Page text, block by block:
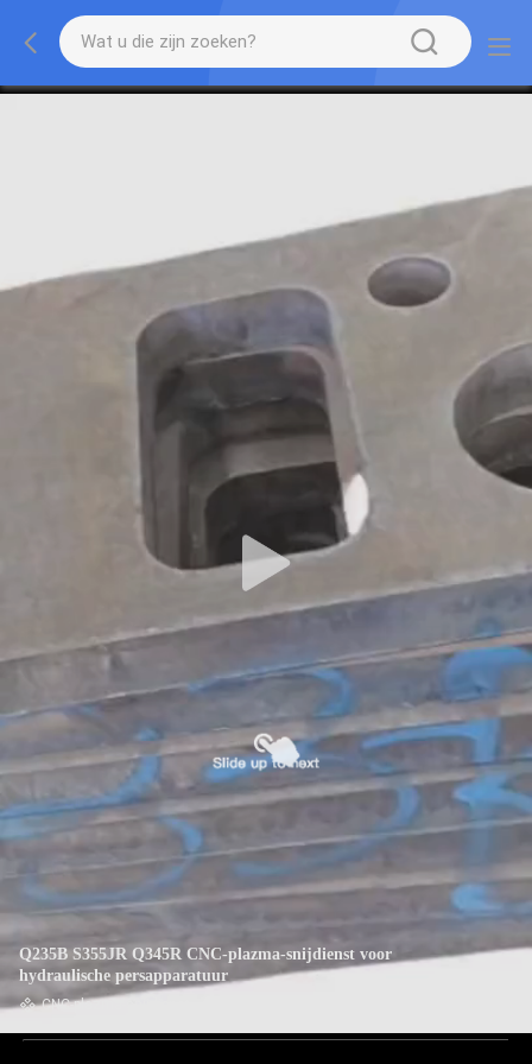
Q235B S355JR Q345R CNC-plazma-snijdienst voor
hydraulische persapparatuur
CNC-plazma-snijdienst